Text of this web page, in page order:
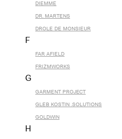
DIEMME
DR. MARTENS
DROLE DE MONSIEUR
F
FAR AFIELD
FRIZMWORKS
G
GARMENT PROJECT
GLEB KOSTIN .SOLUTIONS
GOLDWIN
H